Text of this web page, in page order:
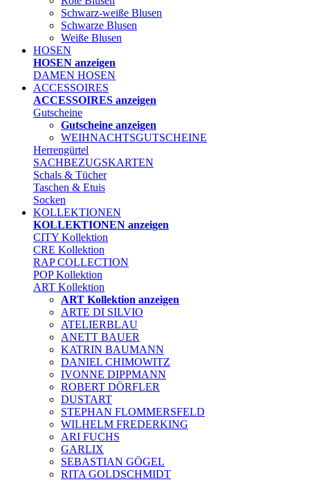
Schwarz-weiße Blusen
Schwarze Blusen
Weiße Blusen
HOSEN
HOSEN anzeigen
DAMEN HOSEN
ACCESSOIRES
ACCESSOIRES anzeigen
Gutscheine
Gutscheine anzeigen
WEIHNACHTSGUTSCHEINE
Herrengürtel
SACHBEZUGSKARTEN
Schals & Tücher
Taschen & Etuis
Socken
KOLLEKTIONEN
KOLLEKTIONEN anzeigen
CITY Kollektion
CRE Kollektion
RAP COLLECTION
POP Kollektion
ART Kollektion
ART Kollektion anzeigen
ARTE DI SILVIO
ATELIERBLAU
ANETT BAUER
KATRIN BAUMANN
DANIEL CHIMOWITZ
IVONNE DIPPMANN
ROBERT DÖRFLER
DUSTART
STEPHAN FLOMMERSFELD
WILHELM FREDERKING
ARI FUCHS
GARLIX
SEBASTIAN GÖGEL
RITA GOLDSCHMIDT